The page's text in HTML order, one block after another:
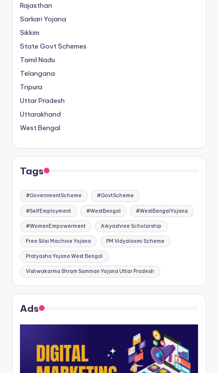
Rajasthan
Sarkari Yojana
Sikkim
State Govt Schemes
Tamil Nadu
Telangana
Tripura
Uttar Pradesh
Uttarakhand
West Bengal
Tags
#GovernmentScheme #GovtScheme
#SelfEmployment #WestBengal #WestBengalYojana
#WomenEmpowerment Aikyashree Scholarship
Free Silai Machine Yojana PM Vidyalaxmi Scheme
Pratyasha Yojana West Bengal
Vishwakarma Shram Samman Yojana Uttar Pradesh
Ads